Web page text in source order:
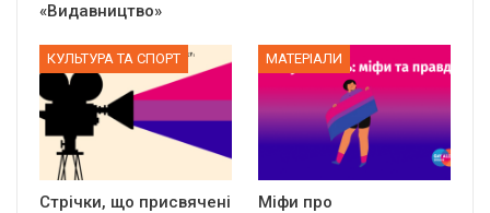
«Видавництво»
КУЛЬТУРА ТА СПОРТ
Стрічки, що присвячені
МАТЕРІАЛИ
Міфи про